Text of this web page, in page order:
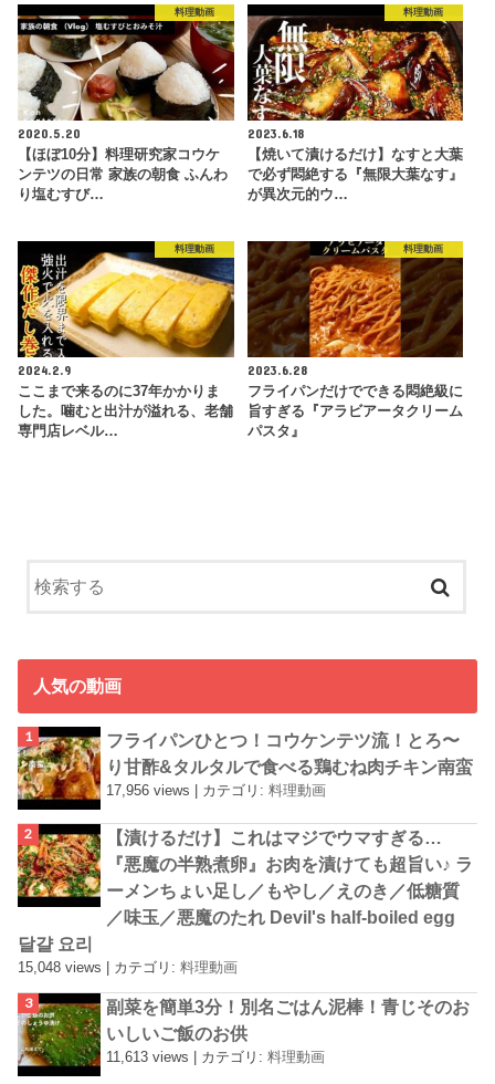
料理動画
2020.5.20
【ほぼ10分】料理研究家コウケ
ンテツの日常 家族の朝食 ふんわ
り塩むすび…
料理動画
2023.6.18
【焼いて漬けるだけ】なすと大葉
で必ず悶絶する『無限大葉なす』
が異次元的ウ…
料理動画
2024.2.9
ここまで来るのに37年かかりま
した。噛むと出汁が溢れる、老舗
専門店レベル…
料理動画
2023.6.28
フライパンだけでできる悶絶級に
旨すぎる『アラビアータクリーム
パスタ』
人気の動画
フライパンひとつ！コウケンテツ流！とろ〜
り甘酢&タルタルで食べる鶏むね肉チキン南蛮
17,956 views カテゴリ:料理動画
【漬けるだけ】これはマジでウマすぎる…
『悪魔の半熟煮卵』お肉を漬けても超旨い♪ ラ
ーメンちょい足し／もやし／えのき／低糖質
／味玉／悪魔のたれ Devil's half-boiled egg
달걀 요리
15,048 views カテゴリ:料理動画
副菜を簡単3分！別名ごはん泥棒！青じそのお
いしいご飯のお供
11,613 views | カテゴリ:料理動画